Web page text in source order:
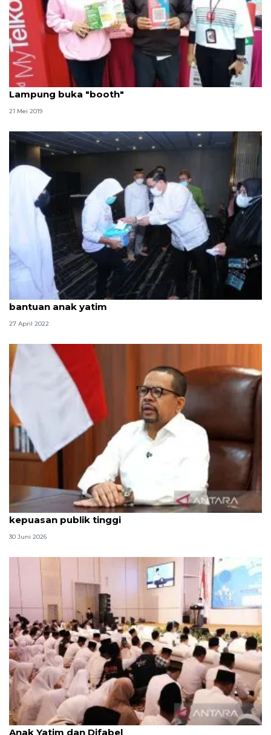
Terima zakat dan bantuan kemanusiaan ACT
Lampung buka "booth"
21 Mei 2019
Sarana Jaya apresiasi MUI sukseskan penyaluran
bantuan anak yatim
27 April 2022
Qodari: Pemerintah tak puas diri meski tingkat
kepuasan publik tinggi
30 Juni 2026
Menag jadikan setiap 10 Muharam sebagai Lebaran
Anak Yatim dan Difabel